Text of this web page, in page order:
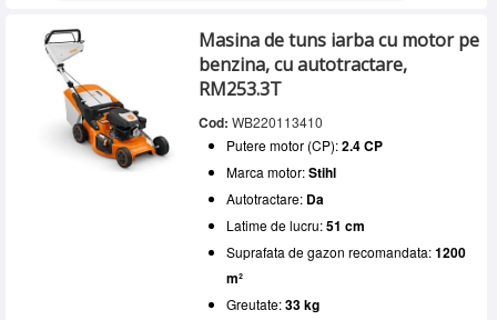
Masina de tuns iarba cu motor pe
benzina, cu autotractare,
RM253.3T
Cod: WB220113410
Putere motor (CP):2.4 CP
Marca motor:Stihl
Autotractare: Da
Latime de lucru:51 cm
Suprafata de gazon recomandata:1200
m²
Greutate:33 kg